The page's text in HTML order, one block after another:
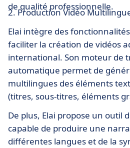
de qualité professionnelle.
2. Production Vidéo
Elai intègre des
faciliter la création de vidéos
international. Son moteur de
automatique permet de
multilingues des éléments
(titres, sous-titres, éléments
De plus, Elai propose un outil
capable de produire une
différentes langues et de la